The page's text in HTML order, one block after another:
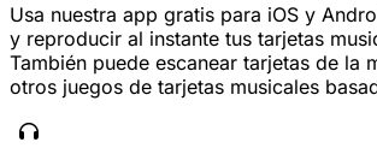
Usa nuestra app gratis para iOS y
y reproducir al instante tus tarjetas
También puede escanear tarjetas de la
otros juegos de tarjetas musicales